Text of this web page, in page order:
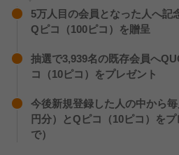
5万人目の会員となった人へ記
Qピコ（100ピコ）を贈呈
抽選で3,939名の既存会員へ
コ（10ピコ）をプレゼント
今後新規登録した人の中から
円分）とQピコ（10ピコ）を
で）